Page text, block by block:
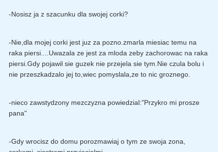
-Nosisz ja z szacunku dla swojej corki?
-Nie,dla mojej corki jest juz za pozno.zmarla miesiac temu na
raka piersi....Uwazala ze jest za mloda zeby zachorowac na raka
piersi.Gdy pojawil sie guzek nie przejela sie tym.Nie czula bolu i
nie przeszkadzalo jej to,wiec pomyslala,ze to nic groznego.
-nieco zawstydzony mezczyzna powiedzial:"Przykro mi prosze
pana"
-Gdy wrocisz do domu porozmawiaj o tym ze swoja zona,